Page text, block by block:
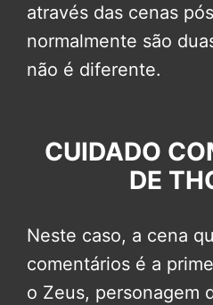
através das cenas
normalmente são
não é diferente.
CUIDADO
DE
Neste caso, a cena
comentários é a
o Zeus, personagem